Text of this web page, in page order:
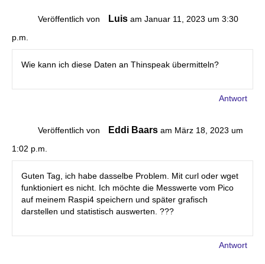
Veröffentlich von Luis am Januar 11, 2023 um 3:30
p.m.
Wie kann ich diese Daten an Thinspeak übermitteln?
Antwort
Veröffentlich von Eddi Baars am März 18, 2023 um
1:02 p.m.
Guten Tag, ich habe dasselbe Problem. Mit curl oder wget
funktioniert es nicht. Ich möchte die Messwerte vom Pico
auf meinem Raspi4 speichern und später grafisch
darstellen und statistisch auswerten. ???
Antwort